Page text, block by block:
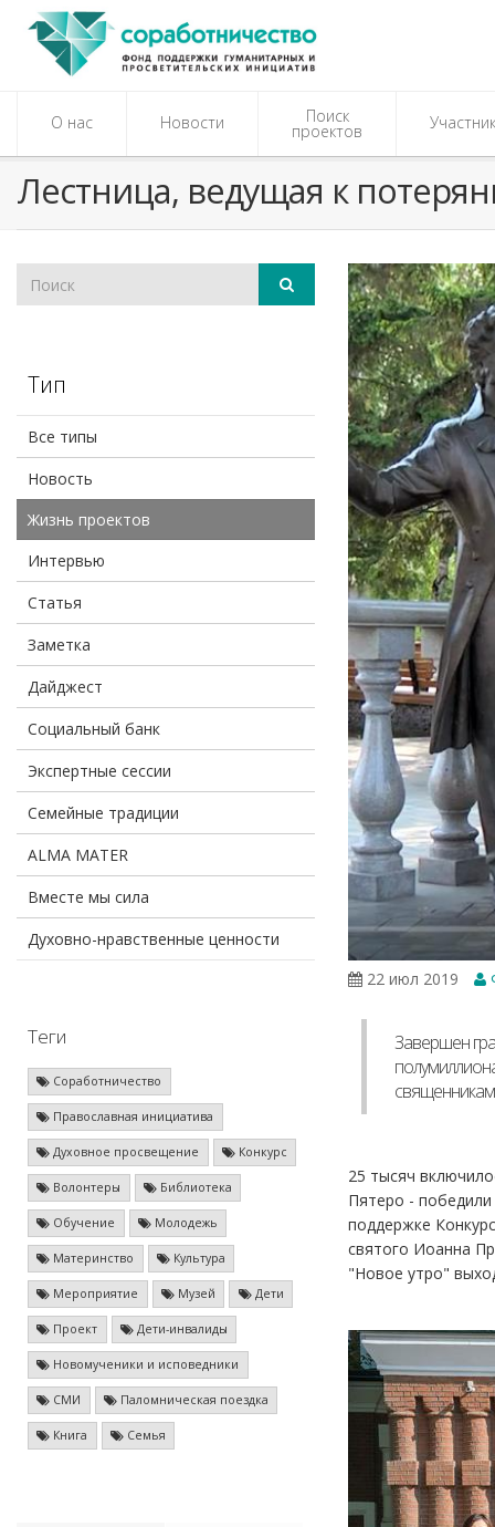
О нас Новости Поиск
проектов
Лестница, ведущая к
Тип
Все типы
Новость
Жизнь проектов
Интервью
Статья
Заметка
Дайджест
Социальный банк
Экспертные сессии
Семейные традиции
ALMA MATER
Вместе мы сила
Духовно-нравственные ценности
Теги
Соработничество
Православная инициатива
Духовное просвещение Конкурс
Волонтеры Библиотека
Обучение Молодежь
Материнство Культура
Мероприятие Музей Дети
Проект Дети-инвалиды
Новомученики и исповедники
СМИ Паломническая поездка
Книга Семья
22 июл 2019
Завершен
25 тысяч
Пятеро - победили
поддержке
святого Иоанна
"Новое утро"